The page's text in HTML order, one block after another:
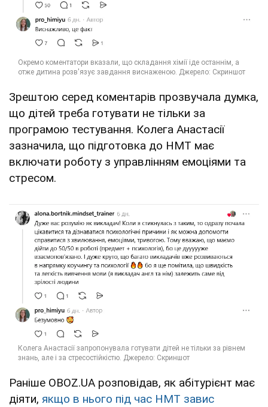
Зрештою серед коментарів прозвучала думка,
що дітей треба готувати не тільки за
програмою тестування. Колега Анастасії
зазначила, що підготовка до НМТ має
включати роботу з управлінням емоціями та
стресом.
Раніше OBOZ.UA розповідав, як абітурієнт має
діяти, якщо в нього під час НМТ завис